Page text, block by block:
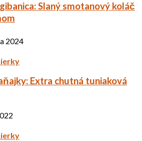
Slaný smotanový koláč
2024
Extra chutná tuniaková